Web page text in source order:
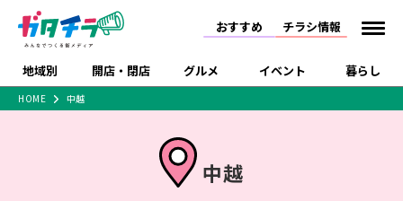
おすすめ チラシ情報
地域別 開店・閉店 グルメ イベント 暮らし
ショッピングモール・
HOME 中越
中越